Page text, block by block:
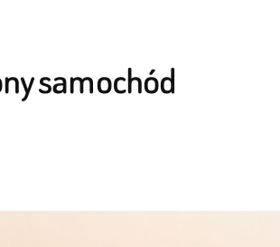
samochód